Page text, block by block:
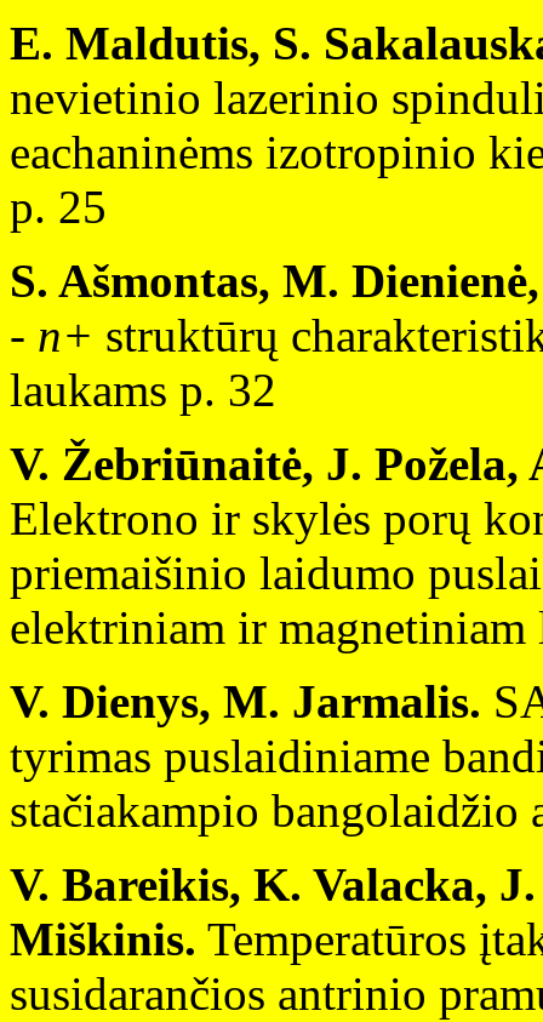
E. Maldutis, S.
nevietinio lazerinio
eachaninėms izotropinio
p. 25
S. Ašmontas, M.
- n+ struktūrų
laukams p. 32
V. Žebriūnaitė, J.
Elektrono ir skylės porų
priemaišinio laidumo
elektriniam ir magnetiniam
V. Dienys, M. Jarmalis.
tyrimas puslaidiniame
stačiakampio bangolaidžio
V. Bareikis, K. Valacka,
Miškinis. Temperatūros
susidarančios antrinio